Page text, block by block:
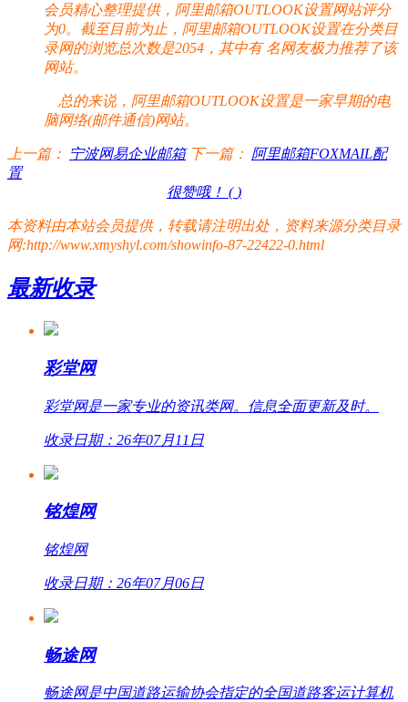
会员精心整理提供，阿里邮箱OUTLOOK设置网站评分
为0。截至目前为止，阿里邮箱OUTLOOK设置在分类目
录网的浏览总次数是2054，其中有名网友极力推荐了该
网站。
总的来说，阿里邮箱OUTLOOK设置是一家早期的电
脑网络(邮件通信)网站。
上一篇： 宁波网易企业邮箱 下一篇： 阿里邮箱FOXMAIL配
置
很赞哦！ ( )
本资料由本站会员提供，转载请注明出处，资料来源分类目录
网:http://www.xmyshyl.com/showinfo-87-22422-0.html
最新收录
彩堂网
彩堂网是一家专业的资讯类网。信息全面更新及时。
收录日期：26年07月11日
铭煌网
铭煌网
收录日期：26年07月06日
畅途网
畅途网是中国道路运输协会指定的全国道路客运计算机